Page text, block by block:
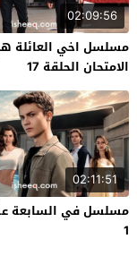
02:09:56
مسلسل اخي العائلة
الامتحان الحلقة 17
02:11:51
مسلسل في السابعة
1